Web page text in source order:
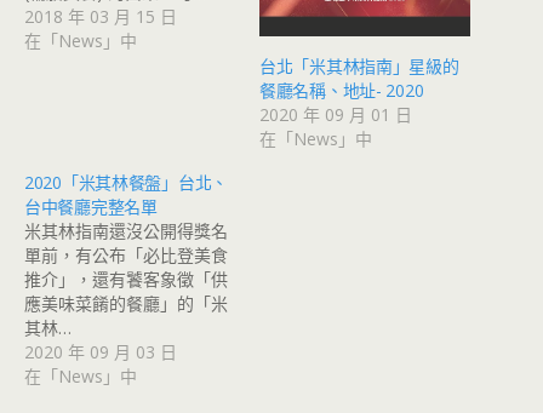
2018 年 03 月 15 日
在「News」中
台北「米其林指南」星級的
餐廳名稱、地址- 2020
2020 年 09 月 01 日
在「News」中
2020「米其林餐盤」台北、
台中餐廳完整名單
米其林指南還沒公開得獎名
單前，有公布「必比登美食
推介」，還有饕客象徵「供
應美味菜餚的餐廳」的「米
其林…
2020 年 09 月 03 日
在「News」中